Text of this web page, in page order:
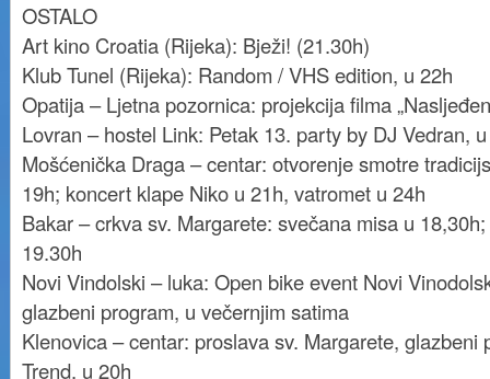
OSTALO
Art kino Croatia (Rijeka): Bježi! (21.30h)
Klub Tunel (Rijeka): Random / VHS edition, u 22h
Opatija – Ljetna pozornica: projekcija filma
Lovran – hostel Link: Petak 13. party by DJ Vedran,
Mošćenička Draga – centar: otvorenje smotre
19h; koncert klape Niko u 21h, vatromet u 24h
Bakar – crkva sv. Margarete: svečana misa u
19.30h
Novi Vindolski – luka: Open bike event Novi
glazbeni program, u večernjim satima
Klenovica – centar: proslava sv. Margarete, glazbeni
Trend, u 20h